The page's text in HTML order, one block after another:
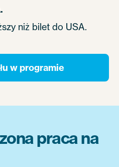
niż bilet do USA.
w programie
praca na